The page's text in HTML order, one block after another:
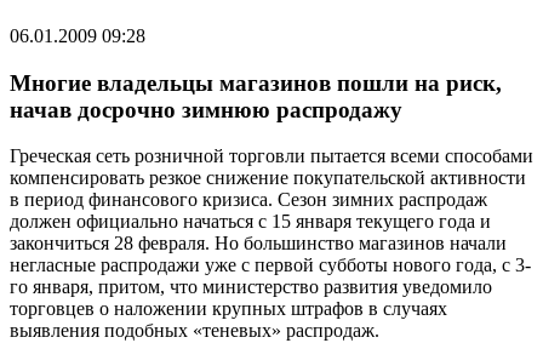
06.01.2009 09:28
Многие владельцы магазинов пошли на риск,
начав досрочно зимнюю распродажу
Греческая сеть розничной торговли пытается всеми способами
компенсировать резкое снижение покупательской активности
в период финансового кризиса. Сезон зимних распродаж
должен официально начаться с 15 января текущего года и
закончиться 28 февраля. Но большинство магазинов начали
негласные распродажи уже с первой субботы нового года, с 3-
го января, притом, что министерство развития уведомило
торговцев о наложении крупных штрафов в случаях
выявления подобных «теневых» распродаж.